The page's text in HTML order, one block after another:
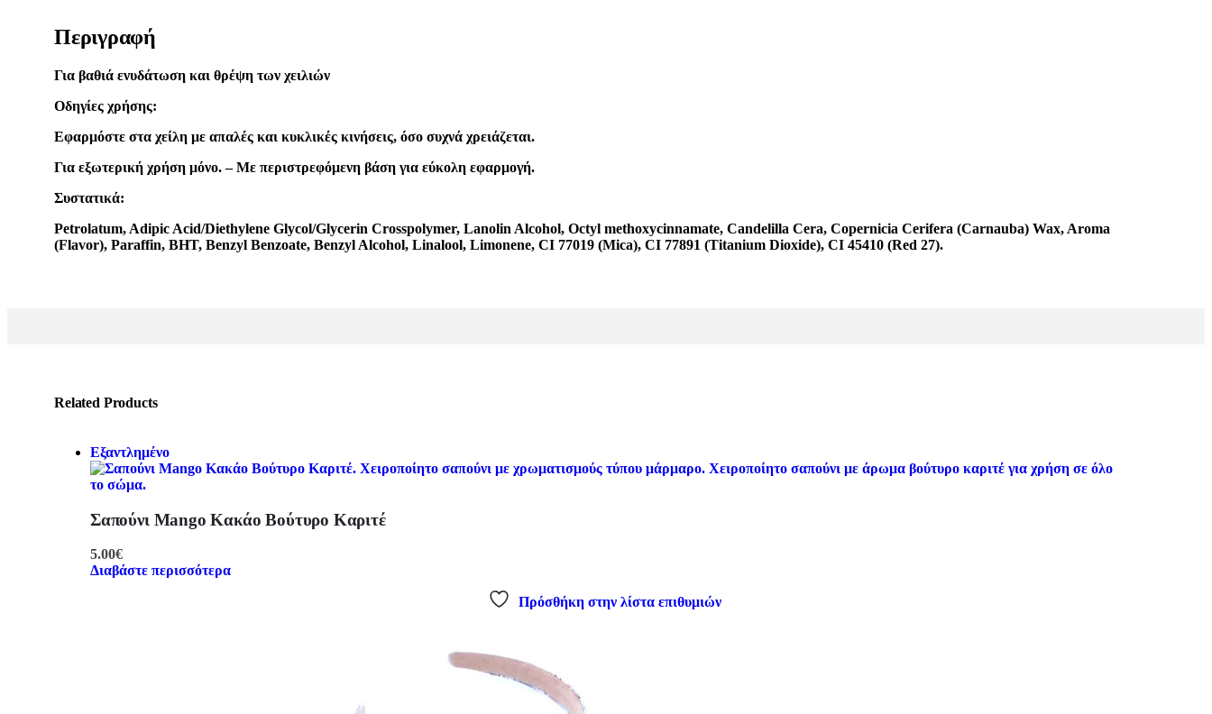
Περιγραφή
Για βαθιά ενυδάτωση και θρέψη των χειλιών
Οδηγίες χρήσης:
Εφαρμόστε στα χείλη με απαλές και κυκλικές κινήσεις, όσο συχνά χρειάζεται.
Για εξωτερική χρήση μόνο. – Με περιστρεφόμενη βάση για εύκολη εφαρμογή.
Συστατικά:
Petrolatum, Adipic Acid/Diethylene Glycol/Glycerin Crosspolymer, Lanolin Alcohol, Octyl methoxycinnamate, Candelilla Cera, Copernicia Cerifera (Carnauba) Wax, Aroma
(Flavor), Paraffin, BHT, Benzyl Benzoate, Benzyl Alcohol, Linalool, Limonene, CI 77019 (Mica), CI 77891 (Titanium Dioxide), CI 45410 (Red 27).
Related Products
Εξαντλημένο
Σαπούνι Mango Kακάο Βούτυρο Καριτέ
5.00€
Διαβάστε περισσότερα
Πρόσθήκη στην λίστα επιθυμιών